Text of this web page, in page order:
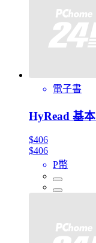
電子書
HyRead 基
$406
$406
P幣